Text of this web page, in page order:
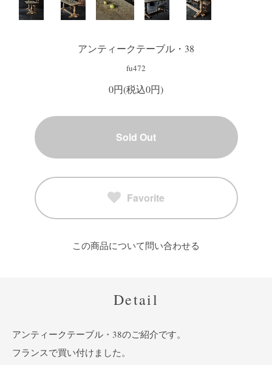
アンティークテーブル・38
fu472
0円(税込0円)
Sold Out
Favorite
この商品について問い合わせる
Detail
アンティークテーブル・38のご紹介です。
フランスで買い付けました。